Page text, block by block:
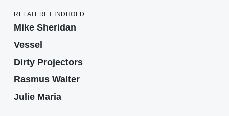
RELATERET INDHOLD
Mike Sheridan
Vessel
Dirty Projectors
Rasmus Walter
Julie Maria